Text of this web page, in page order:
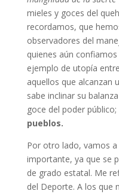
mieles y goces del
recordamos, que
observadores del
quienes aún
ejemplo de utopía
aquellos que alcanzan
sabe inclinar su
goce del poder público;
pueblos.
Por otro lado, vamos
importante, ya que se
de grado estatal. Me
del Deporte. A los que